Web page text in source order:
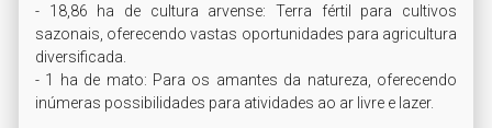
- 18,86 ha de cultura arvense: Terra fértil para cultivos
sazonais, oferecendo vastas oportunidades para agricultura
diversificada.
- 1 ha de mato: Para os amantes da natureza, oferecendo
inúmeras possibilidades para atividades ao ar livre e lazer.